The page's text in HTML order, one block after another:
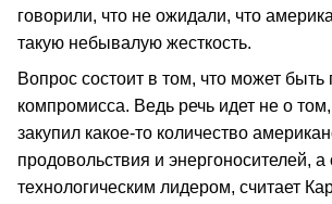
говорили, что не ожидали, что
такую небывалую жесткость.
Вопрос состоит в том, что может быть
компромисса. Ведь речь идет не о
закупил какое-то количество
продовольствия и энергоносителей, а
технологическим лидером, считает